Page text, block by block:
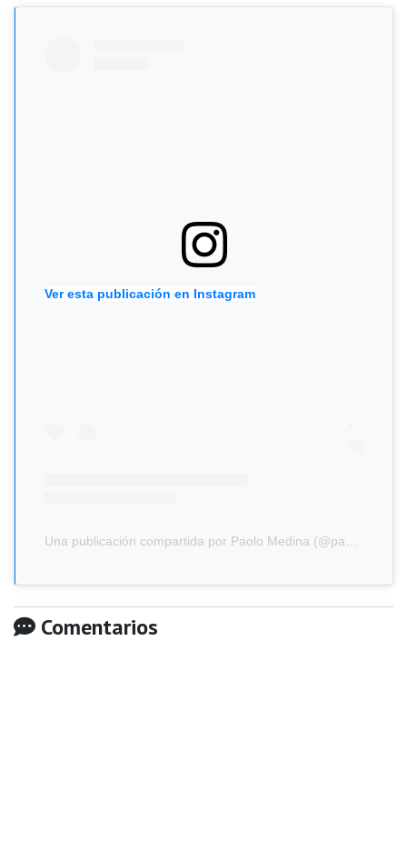
Ver esta publicación en Instagram
Una publicación compartida por Paolo Medina (@paolomedina2)
Comentarios